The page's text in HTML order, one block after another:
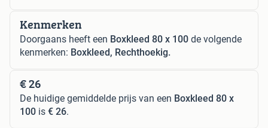
Kenmerken
Doorgaans heeft een Boxkleed 80 x 100 de volgende
kenmerken: Boxkleed, Rechthoekig.
€ 26
De huidige gemiddelde prijs van een Boxkleed 80 x
100 is € 26.